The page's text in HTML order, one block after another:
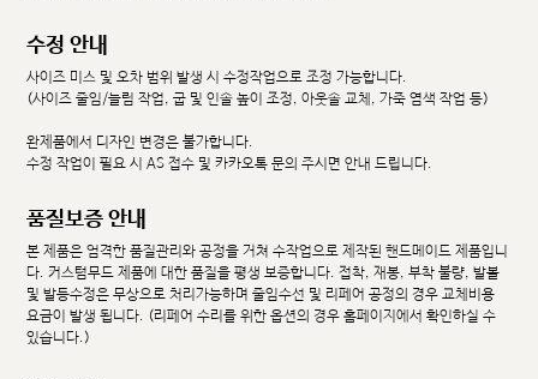
수정 안내
사이즈 미스 및 오차 범위 발생 시 수정작업으로 조정 가능합니다.
(사이즈 줄임/늘림 작업, 굽 및 인솔 높이 조정, 아웃솔 교체, 가죽 염색 작업 등)
완제품에서 디자인 변경은 불가합니다.
수정 작업이 필요 시 AS 접수 및 카카오톡 문의 주시면 안내 드립니다.
품질보증 안내
본 제품은 엄격한 품질관리와 공정을 거쳐 수작업으로 제작된 핸드메이드 제품입니
다. 커스텀무드 제품에 대한 품질을 평생 보증합니다. 접착, 재봉, 부착 불량, 발볼
및 발등수정은 무상으로 처리가능하며 줄임수선 및 리페어 공정의 경우 교체비용
요금이 발생 됩니다. (리페어 수리를 위한 옵션의 경우 홈페이지에서 확인하실 수
있습니다.)